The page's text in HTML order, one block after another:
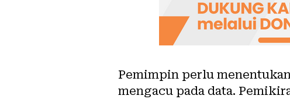
Pemimpin perlu
mengacu pada data.